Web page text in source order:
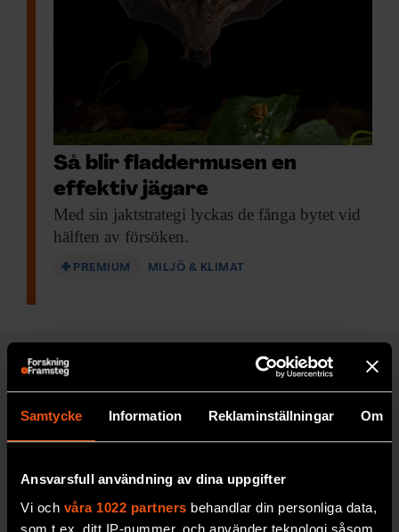
Samtycke Information Reklaminställningar Om
Ansvarsfull användning av dina uppgifter
Vi och våra 1022 partners behandlar din personliga data,
som t.ex. ditt IP-nummer, och använder teknologi såsom
Så blir fladdermusen en
effektiv jägare
Med sin jaktstrategi lyckas de fånga bytet vid
hälften av försöken.
PREMIUM MILJÖ & KLIMAT
MEDICIN & HÄLSA
”Ge
personer